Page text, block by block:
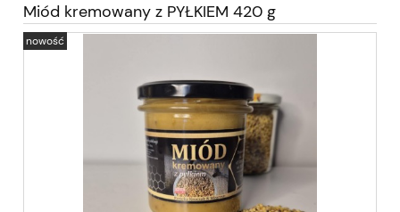
Miód kremowany z PYŁKIEM 420 g
nowość